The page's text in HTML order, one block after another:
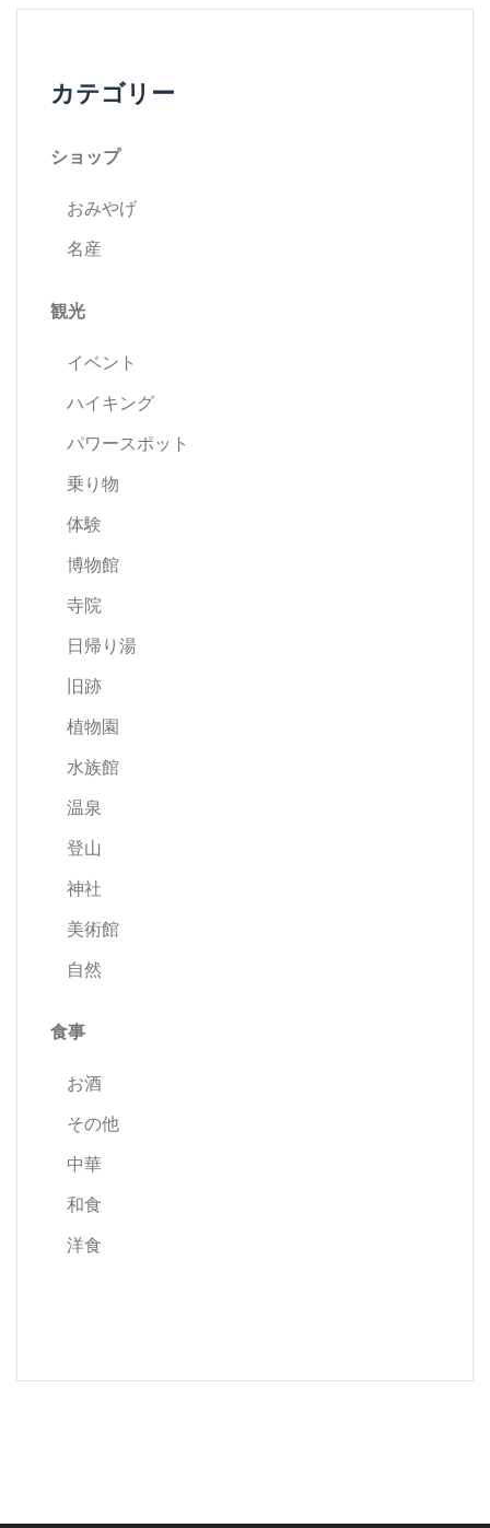
ビ
ー
シ
ョ
ン
カテゴリー
ショップ
おみやげ
名産
観光
イベント
ハイキング
パワースポット
乗り物
体験
博物館
寺院
日帰り湯
旧跡
植物園
水族館
温泉
登山
神社
美術館
自然
食事
お酒
その他
中華
和食
洋食